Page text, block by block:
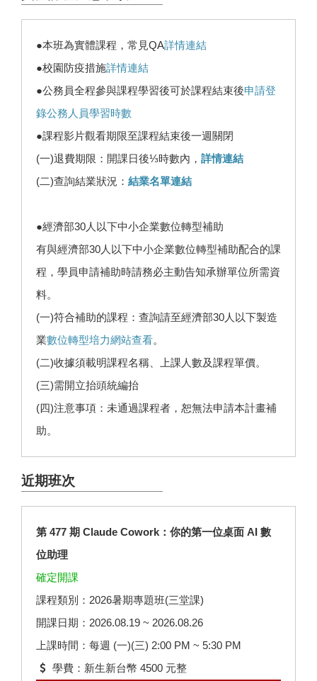
●本班為實體課程，常見QA詳情連結
●校園防疫措施詳情連結
●公務員全程參與課程學習後可於課程結束後申請登
錄公務人員學習時數
●課程影片觀看期限至課程結束後一週關閉
(一)退費期限：開課日後⅓時數內， 詳情連結
(二)查詢結業狀況： 結業名單連結
●經濟部30人以下中小企業數位轉型補助
有與經濟部30人以下中小企業數位轉型補助配合的課
程，學員申請補助時請務必主動告知承辦單位所需資
料。
(一)符合補助的課程：查詢請至經濟部30人以下製造
業數位轉型培力網站查看。
(二)收據須載明課程名稱、上課人數及課程單價。
(三)需開立抬頭統編抬
(四)注意事項：未通過課程者，恕無法申請本計畫補
助。
近期班次
第 477 期 Claude Cowork：你的第一位桌面 AI 數
位助理
確定開課
課程類別：2026暑期專題班(三堂課)
開課日期：2026.08.19 ~ 2026.08.26
上課時間：每週 (一)(三) 2:00 PM ~ 5:30 PM
學費：新生新台幣 4500 元整